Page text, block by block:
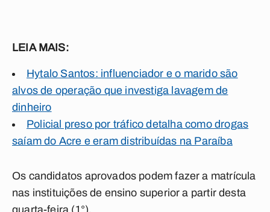
LEIA MAIS:
Hytalo Santos: influenciador e o marido são
alvos de operação que investiga lavagem de
dinheiro
Policial preso por tráfico detalha como drogas
saíam do Acre e eram distribuídas na Paraíba
Os candidatos aprovados podem fazer a matrícula
nas instituições de ensino superior a partir desta
quarta-feira (1°).